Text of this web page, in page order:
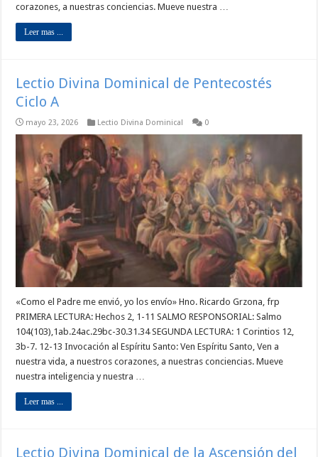
corazones, a nuestras conciencias. Mueve nuestra …
Leer mas ...
Lectio Divina Dominical de Pentecostés
Ciclo A
mayo 23, 2026 Lectio Divina Dominical 0
«Como el Padre me envió, yo los envío» Hno. Ricardo Grzona, frp
PRIMERA LECTURA: Hechos 2, 1-11 SALMO RESPONSORIAL: Salmo
104(103),1ab.24ac.29bc-30.31.34 SEGUNDA LECTURA: 1 Corintios 12,
3b-7. 12-13 Invocación al Espíritu Santo: Ven Espíritu Santo, Ven a
nuestra vida, a nuestros corazones, a nuestras conciencias. Mueve
nuestra inteligencia y nuestra …
Leer mas ...
Lectio Divina Dominical de la Ascensión del